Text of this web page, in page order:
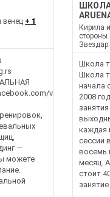
венец + 1
—
можете
Кирила
Звездар
Школа
Школа
начала
2008
каждая
сессии
восемь
месяц.
стоит